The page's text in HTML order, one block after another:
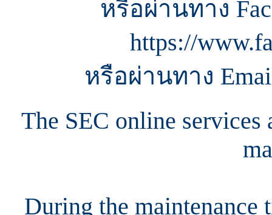
หรือผ่านทาง
https://
หรือผ่านทาง
The SEC online
During the maintenance